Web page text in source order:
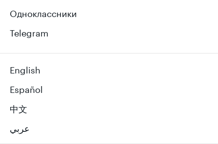
Одноклассники
Telegram
English
Español
中文
عربي